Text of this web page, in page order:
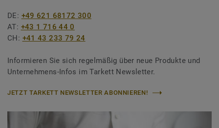
DE: +49 621 68172 300
AT: +43 1 716 44 0
CH: +41 43 233 79 24
Informieren Sie sich regelmäßig über neue Produkte und
Unternehmens-Infos im Tarkett Newsletter.
JETZT TARKETT NEWSLETTER ABONNIEREN!